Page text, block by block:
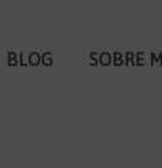
BLOG SOBRE MÍ